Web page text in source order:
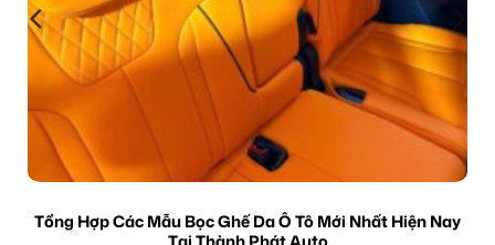
Tổng Hợp Các Mẫu Bọc Ghế Da Ô Tô Mới Nhất Hiện Nay